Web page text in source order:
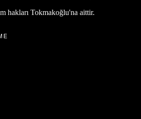
hakları Tokmakoğlu'na aittir.